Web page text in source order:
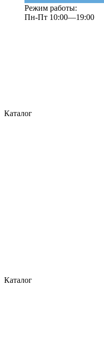
Режим работы:
Пн-Пт 10:00—19:00
Каталог
Каталог